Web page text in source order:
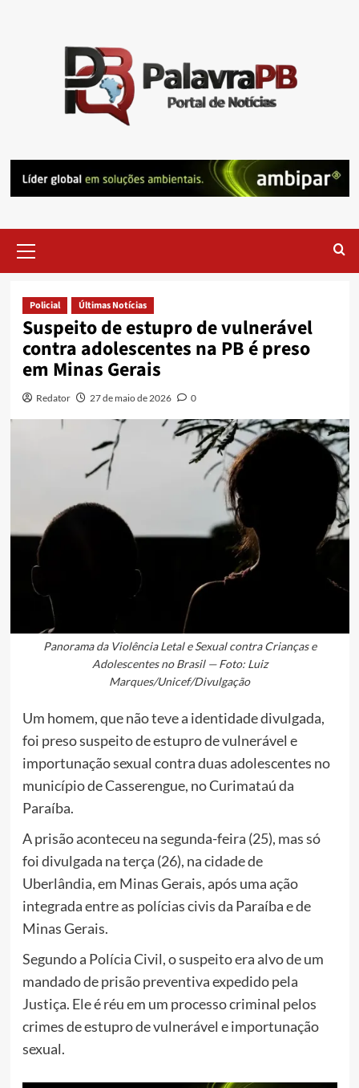
Menu
Policial Últimas Notícias
Suspeito de estupro de vulnerável
contra adolescentes na PB é preso
em Minas Gerais
Redator 27 de maio de 2026 0
Panorama da Violência Letal e Sexual contra Crianças e
Adolescentes no Brasil — Foto: Luiz
Marques/Unicef/Divulgação
Um homem, que não teve a identidade divulgada,
foi preso suspeito de estupro de vulnerável e
importunação sexual contra duas adolescentes no
município de Casserengue, no Curimataú da
Paraíba.
A prisão aconteceu na segunda-feira (25), mas só
foi divulgada na terça (26), na cidade de
Uberlândia, em Minas Gerais, após uma ação
integrada entre as polícias civis da Paraíba e de
Minas Gerais.
Segundo a Polícia Civil, o suspeito era alvo de um
mandado de prisão preventiva expedido pela
Justiça. Ele é réu em um processo criminal pelos
crimes de estupro de vulnerável e importunação
sexual.